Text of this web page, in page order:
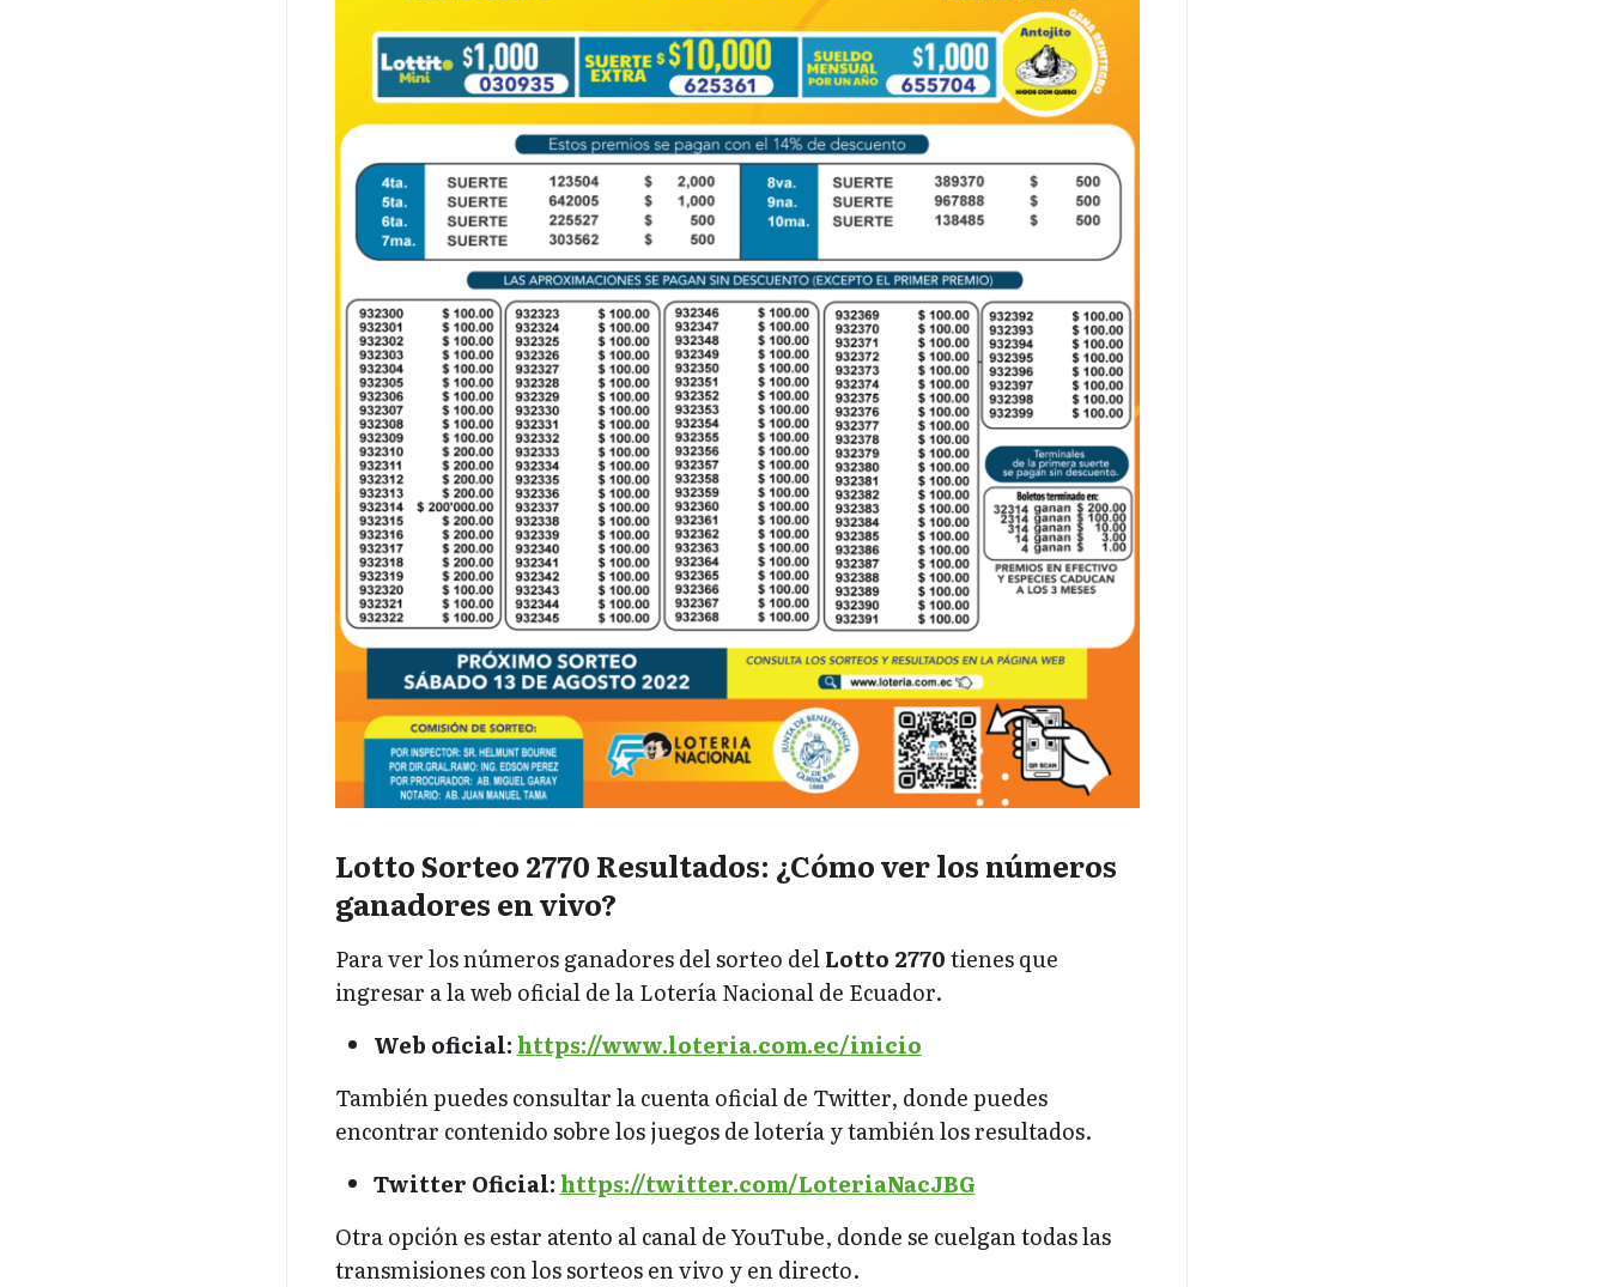
Lotto Sorteo 2770 Resultados: ¿Cómo ver los números
ganadores en vivo?
Para ver los números ganadores del sorteo delLotto 2770tienes que
ingresar a la web oficial de la Lotería Nacional de Ecuador.
Web oficial: https://www.loteria.com.ec/inicio
También puedes consultar la cuenta oficial de Twitter, donde puedes
encontrar contenido sobre los juegos de lotería y también los resultados.
Twitter Oficial: https://twitter.com/LoteriaNacJBG
Otra opción es estar atento al canal de YouTube, donde se cuelgan todas las
transmisiones con los sorteos en vivo y en directo.